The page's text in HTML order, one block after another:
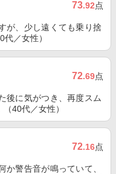
73.92点
が、少し遠くても乗り捨
／女性）
72.69点
後に気がつき、再度スム
40代／女性）
72.16点
か警告音が鳴っていて、